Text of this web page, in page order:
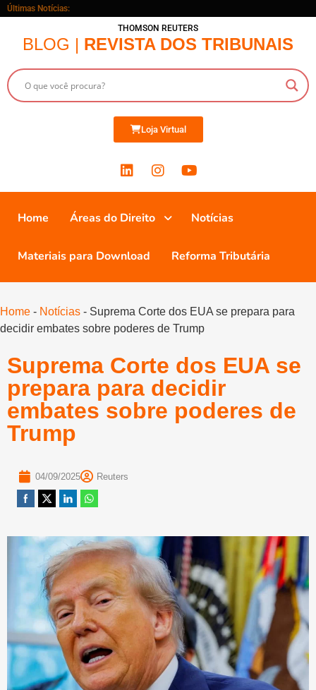
Últimas Notícias:
THOMSON REUTERS
BLOG | REVISTA DOS TRIBUNAIS
Loja Virtual
Home Áreas do Direito Notícias
Materiais para Download Reforma Tributária
Home - Notícias - Suprema Corte dos EUA se prepara para
decidir embates sobre poderes de Trump
Suprema Corte dos EUA se
prepara para decidir
embates sobre poderes de
Trump
04/09/2025 Reuters